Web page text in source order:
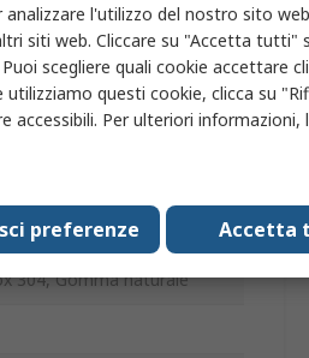
maschio
304, Gomma naturale
l'utilizzo del nostro sito
siti web. Cliccare su "Accetta tutti"
scegliere quali cookie accettare
utilizziamo questi cookie, clicca su
accessibili. Per ulteriori informazioni,
Accetta
preferenze